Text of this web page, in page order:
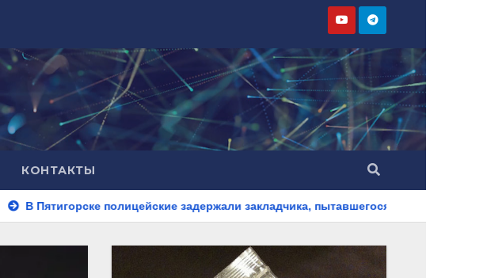
КОНТАКТЫ
задержали закладчика, пытавшегося сбыть партию синтетического